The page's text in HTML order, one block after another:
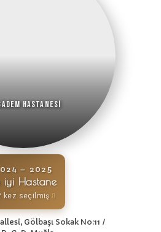
Hastanesi
– 2025
iyi Hastane
kez seçilmiş
Gölbaşı Sokak No:11 /